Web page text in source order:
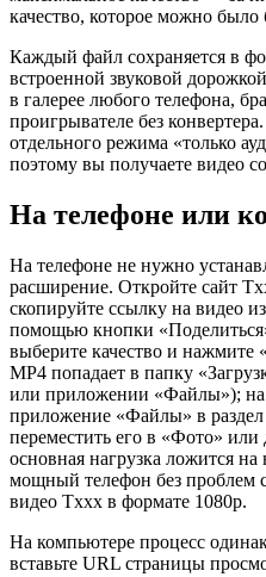
качество, которое можно было
Каждый файл сохраняется в
встроенной звуковой
в галерее любого телефона,
проигрывателе без
отдельного режима «только
поэтому вы получаете видео
На телефоне или
На телефоне не нужно
расширение. Откройте сайт
скопируйте ссылку на видео
помощью кнопки
выберите качество и
MP4 попадает в папку
или приложении «Файлы»); на
приложение «Файлы» в
переместить его в «Фото»
основная нагрузка ложится
мощный телефон без проблем
видео Txxx в формате 1080p.
На компьютере процесс
вставьте URL страницы